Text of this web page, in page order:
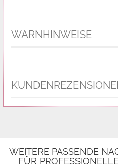
WARNHINWEISE
WEITERE PASSENDE
FÜR